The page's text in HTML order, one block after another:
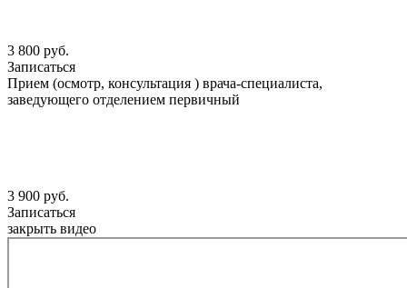
3 800 руб.
Записаться
Прием (осмотр, консультация ) врача-специалиста,
заведующего отделением первичный
3 900 руб.
Записаться
закрыть видео